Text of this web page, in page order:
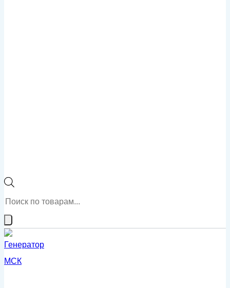
Поиск
товаров